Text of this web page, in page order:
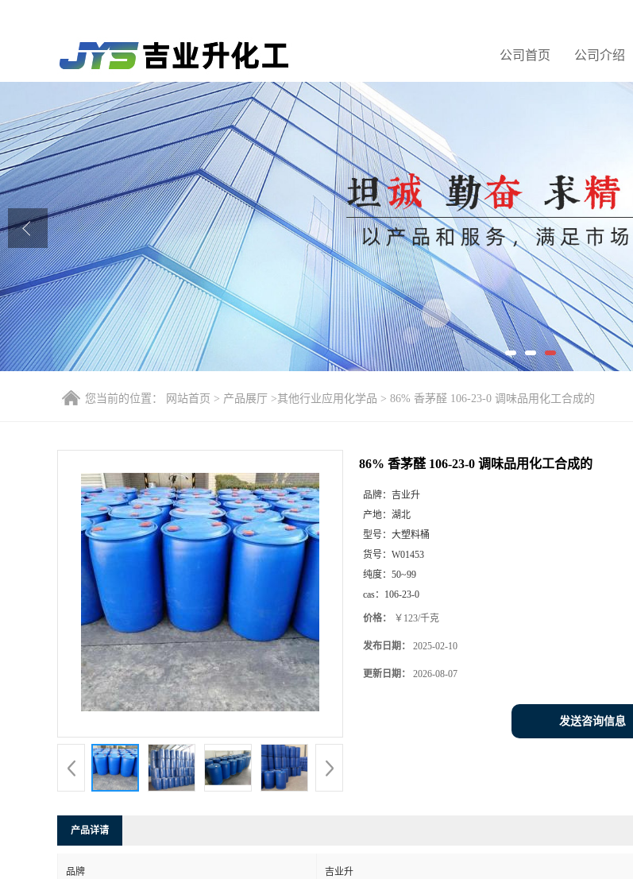
公司首页 公司介绍
公司首页
公司动态
产品展厅
证书荣誉
联系方式
在线留言
您当前的位置： 网站首页 > 产品展厅 >其他行业应用化学品 > 86% 香茅醛 106-23-0 调味品用化工合成的
86% 香茅醛 106-23-0 调味品用化工合成的
品牌： 吉业升
产地： 湖北
型号： 大塑料桶
货号： W01453
纯度： 50~99
cas： 106-23-0
价格： ￥123/千克
发布日期： 2025-02-10
更新日期： 2026-08-07
发送咨询信息
产品详请
品牌 吉业升